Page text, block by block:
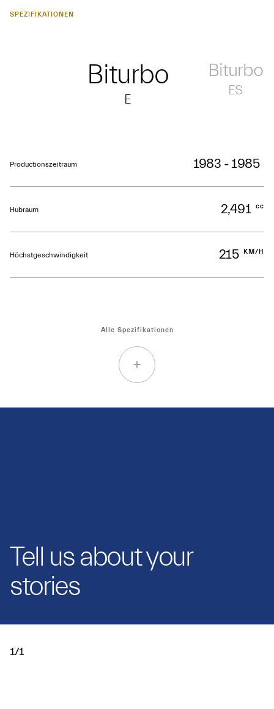
SPEZIFIKATIONEN
Biturbo
E
Biturbo
ES
Productionszeitraum 1983 - 1985
Hubraum 2,491 cc
Höchstgeschwindigkeit 215 KM/H
Alle Spezifikationen
Tell us about your
stories
1/1